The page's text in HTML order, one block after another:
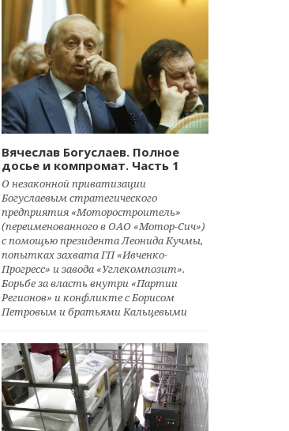
Вячеслав Богуслаев. Полное
досье и компромат. Часть 1
О незаконной приватизации
Богуслаевым стратегического
предприятия «Моторостроитель»
(переименованного в ОАО «Мотор-Сич»)
с помощью президента Леонида Кучмы,
попытках захвата ГП «Ивченко-
Прогресс» и завода «Углекомпозит».
Борьбе за власть внутри «Партии
Регионов» и конфликте с Борисом
Петровым и братьями Кальцевыми